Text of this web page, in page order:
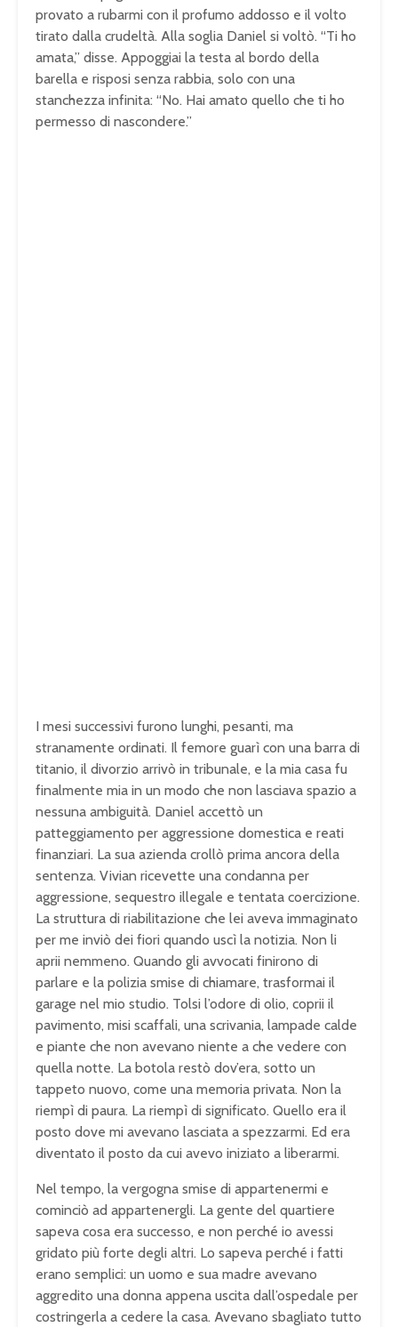
provato a rubarmi con il profumo addosso e il volto
tirato dalla crudeltà. Alla soglia Daniel si voltò. “Ti ho
amata,” disse. Appoggiai la testa al bordo della
barella e risposi senza rabbia, solo con una
stanchezza infinita: “No. Hai amato quello che ti ho
permesso di nascondere.”
I mesi successivi furono lunghi, pesanti, ma
stranamente ordinati. Il femore guarì con una barra di
titanio, il divorzio arrivò in tribunale, e la mia casa fu
finalmente mia in un modo che non lasciava spazio a
nessuna ambiguità. Daniel accettò un
patteggiamento per aggressione domestica e reati
finanziari. La sua azienda crollò prima ancora della
sentenza. Vivian ricevette una condanna per
aggressione, sequestro illegale e tentata coercizione.
La struttura di riabilitazione che lei aveva immaginato
per me inviò dei fiori quando uscì la notizia. Non li
aprii nemmeno. Quando gli avvocati finirono di
parlare e la polizia smise di chiamare, trasformai il
garage nel mio studio. Tolsi l’odore di olio, coprii il
pavimento, misi scaffali, una scrivania, lampade calde
e piante che non avevano niente a che vedere con
quella notte. La botola restò dov’era, sotto un
tappeto nuovo, come una memoria privata. Non la
riempì di paura. La riempì di significato. Quello era il
posto dove mi avevano lasciata a spezzarmi. Ed era
diventato il posto da cui avevo iniziato a liberarmi.
Nel tempo, la vergogna smise di appartenermi e
cominciò ad appartenergli. La gente del quartiere
sapeva cosa era successo, e non perché io avessi
gridato più forte degli altri. Lo sapeva perché i fatti
erano semplici: un uomo e sua madre avevano
aggredito una donna appena uscita dall’ospedale per
costringerla a cedere la casa. Avevano sbagliato tutto